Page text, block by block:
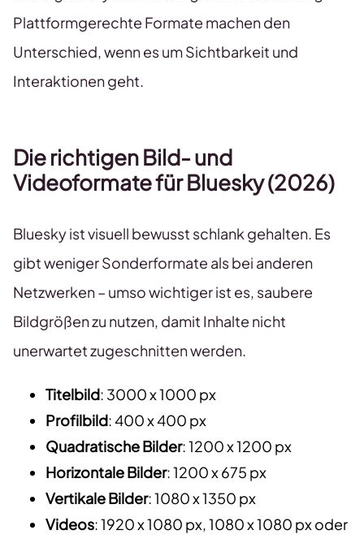
Plattformgerechte Formate machen den
Unterschied, wenn es um Sichtbarkeit und
Interaktionen geht.
Die richtigen Bild- und
Videoformate für Bluesky(2026)
Bluesky ist visuell bewusst schlank gehalten. Es
gibt weniger Sonderformate als bei anderen
Netzwerken – umso wichtiger ist es, saubere
Bildgrößen zu nutzen, damit Inhalte nicht
unerwartet zugeschnitten werden.
Titelbild: 3000 x 1000 px
Profilbild: 400 x 400 px
Quadratische Bilder: 1200 x 1200 px
Horizontale Bilder: 1200 x 675 px
Vertikale Bilder: 1080 x 1350 px
Videos: 1920 x 1080 px, 1080 x 1080 px oder